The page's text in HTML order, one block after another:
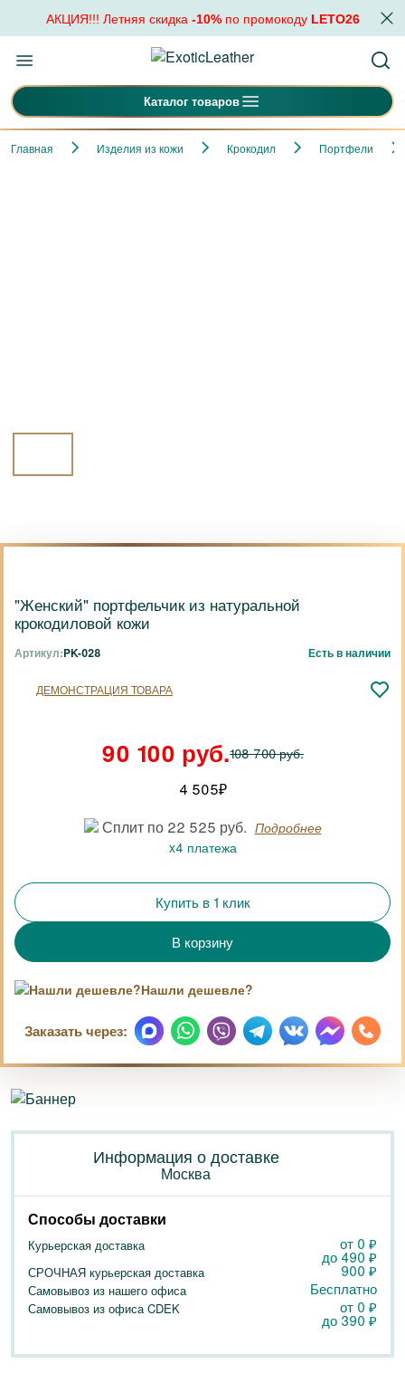
АКЦИЯ!!! Летняя скидка -10%по промокоду LETO26
Каталог товаров
Главная Изделия из кожи Крокодил Портфели
"Женский" портфельчик из натуральной
крокодиловой кожи
Артикул:PK-028 Есть в наличии
ДЕМОНСТРАЦИЯ ТОВАРА
90 100 руб.108 700 руб.
4 505₽
Сплит по 22 525 руб. Подробнее
x4 платежа
Купить в 1 клик
Нашли дешевле?
Заказать через:
Информация о доставке
Москва
Способы доставки
Курьерская доставка от 0 ₽
до 490 ₽
СРОЧНАЯ курьерская доставка 900 ₽
Самовывоз из нашего офиса Бесплатно
Самовывоз из офиса CDEK от 0 ₽
до 390 ₽